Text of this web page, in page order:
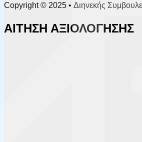
Copyright © 2025 • Διηνεκής
ΑΙΤΗΣΗ ΑΞΙΟΛΟΓΗΣΗΣ